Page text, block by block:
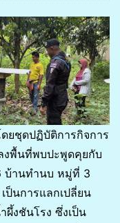
ยชุดปฏิบัติการกิจการ
งพื้นที่พบปะพูดคุยกับ
บ้านทำนบ หมู่ที่ 3
ป็นการแลกเปลี่ยน
ผึ้งชันโรง ซึ่งเป็น